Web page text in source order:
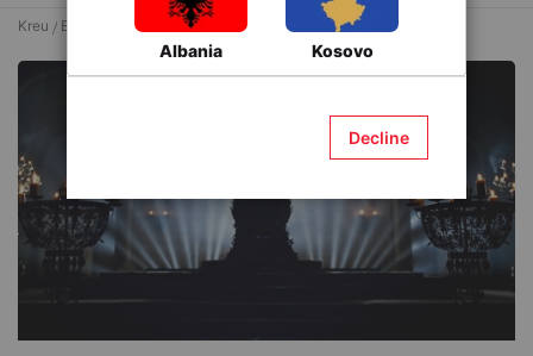
Kreu Blog & Ide Luftë fronesh.
Albania Kosovo
Decline